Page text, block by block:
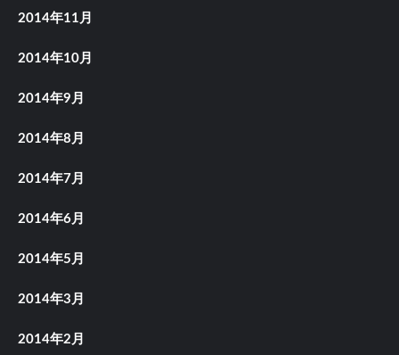
2014年11月
2014年10月
2014年9月
2014年8月
2014年7月
2014年6月
2014年5月
2014年3月
2014年2月